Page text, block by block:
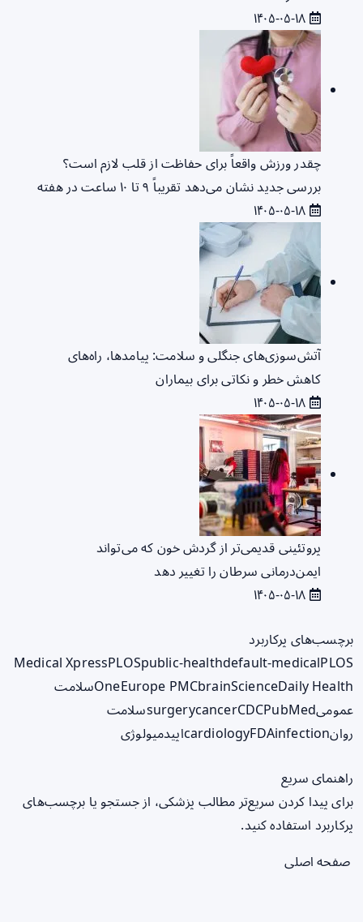
چقدر ورزش واقعاً برای حفاظت از قلب لازم است؟
بررسی جدید نشان می‌دهد تقریباً ۹ تا ۱۰ ساعت در هفته
آتش‌سوزی‌های جنگلی و سلامت: پیامدها، راه‌های
کاهش خطر و نکاتی برای بیماران
پروتئینی قدیمی‌تر از گردش خون که می‌تواند
ایمن‌درمانی سرطان را تغییر دهد
برچسب‌های پرکاربرد
Medical XpressPLOSpublic-healthdefault-medicalPLOS
OneEurope PMCbrainScienceDaily Health
سلامت
عمومی
surgerycancerCDCPubMed
سلامت
روان
cardiologyFDAinfection اپیدمیولوژی
راهنمای سریع
برای پیدا کردن سریع‌تر مطالب پزشکی، از جستجو یا برچسب‌های
پرکاربرد استفاده کنید.
صفحه اصلی